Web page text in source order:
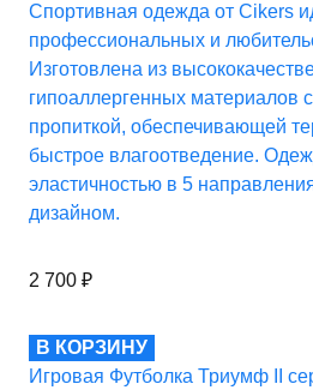
Спортивная одежда от Cikers
профессиональных и
Изготовлена из
гипоаллергенных материалов
пропиткой, обеспечивающей
быстрое влагоотведение.
эластичностью в 5
дизайном.
2 700 ₽
В КОРЗИНУ
Игровая Футболка Триумф II